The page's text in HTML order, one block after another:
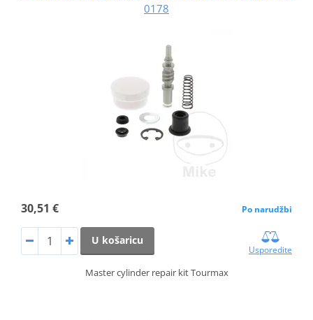
0178
30,51 € Po narudžbi
U košaricu
Usporedite
Master cylinder repair kit Tourmax